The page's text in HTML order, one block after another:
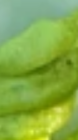
À
Pourquoi
Portail adhérent